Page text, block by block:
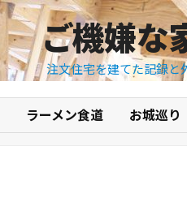
ご機嫌な
注文住宅を建てた記録と
ラーメン食道 お城巡り